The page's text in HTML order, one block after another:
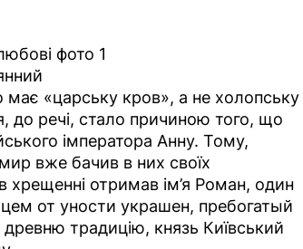
має «царську кров», а не холопську
до речі, стало причиною того, що
імператора Анну. Тому,
вже бачив в них своїх
хрещенні отримав ім’я Роман, один
от уности украшен, пребогатый
традицію, князь Київський